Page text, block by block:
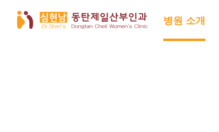
병원 소개